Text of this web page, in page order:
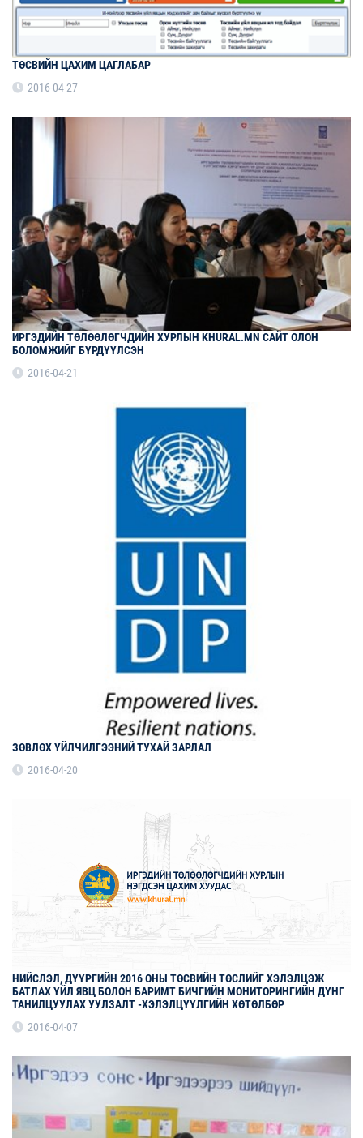
ТӨСВИЙН ЦАХИМ ЦАГЛАБАР
2016-04-27
ИРГЭДИЙН ТӨЛӨӨЛӨГЧДИЙН ХУРЛЫН KHURAL.MN САЙТ ОЛОН
БОЛОМЖИЙГ БҮРДҮҮЛСЭН
2016-04-21
ЗӨВЛӨХ ҮЙЛЧИЛГЭЭНИЙ ТУХАЙ ЗАРЛАЛ
2016-04-20
НИЙСЛЭЛ, ДҮҮРГИЙН 2016 ОНЫ ТӨСВИЙН ТӨСЛИЙГ ХЭЛЭЛЦЭЖ
БАТЛАХ ҮЙЛ ЯВЦ БОЛОН БАРИМТ БИЧГИЙН МОНИТОРИНГИЙН ДҮНГ
ТАНИЛЦУУЛАХ УУЛЗАЛТ -ХЭЛЭЛЦҮҮЛГИЙН ХӨТӨЛБӨР
2016-04-07